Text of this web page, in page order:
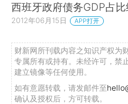
西班牙政府债务GDP占
2012年06月15日 APP打开
财新网所刊载内容之知识产权为
专属所有或持有。未经许可，禁
建立镜像等任何使用。
如有意愿转载，请发邮件至
确认及授权后，方可转载。